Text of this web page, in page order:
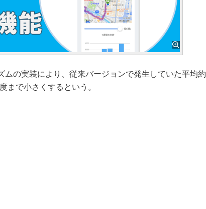
の実装により、従来バージョンで発生していた平均約
まで小さくするという。